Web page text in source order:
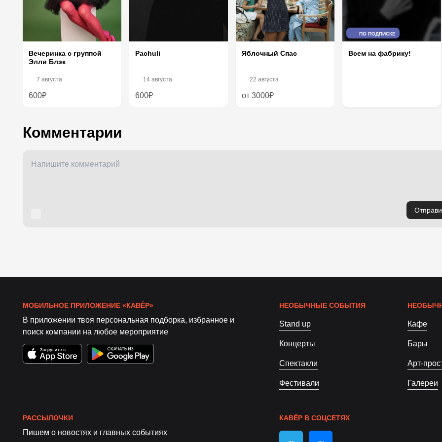
Вечеринка с группой
Элли Блэк
7 августа
600₽
Pachuli
14 августа
600₽
Яблочный Спас
22 августа
от 3000₽
ПО ПОДПИСКЕ
Всем на фабрику!
Комментарии
МОБИЛЬНОЕ ПРИЛОЖЕНИЕ «КАВЁР»
В приложении твоя персональная подборка, избранное и
поиск компании на любое мероприятие
НЕОБЫЧНЫЕ СОБЫТИЯ
Stand up
Концерты
Спектакли
Фестивали
Кафе
Бары
Арт-
Галереи
РАССЫЛОЧКИ
Пишем о новостях и главных событиях
КАВЁР В СОЦСЕТЯХ